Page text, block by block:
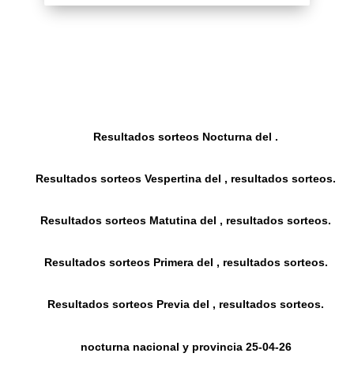
Resultados sorteos Nocturna del .
Resultados sorteos Vespertina del , resultados sorteos.
Resultados sorteos Matutina del , resultados sorteos.
Resultados sorteos Primera del , resultados sorteos.
Resultados sorteos Previa del , resultados sorteos.
nocturna nacional y provincia 25-04-26